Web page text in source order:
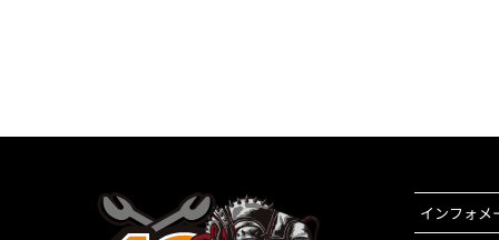
インフォメ